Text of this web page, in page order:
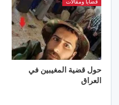
قضايا ومقالات
حول قضية المغيبين في
العراق